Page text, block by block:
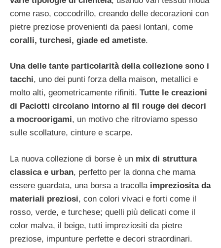
come raso, coccodrillo, creando delle decorazioni con
pietre preziose provenienti da paesi lontani, come
coralli, turchesi, giade ed ametiste.
Una delle tante particolarità della collezione sono i
tacchi, uno dei punti forza della maison, metallici e
molto alti, geometricamente rifiniti. Tutte le creazioni
di Paciotti circolano intorno al fil rouge dei decori
a mocroorigami, un motivo che ritroviamo spesso
sulle scollature, cinture e scarpe.
La nuova collezione di borse è un mix di struttura
classica e urban, perfetto per la donna che mama
essere guardata, una borsa a tracolla impreziosita da
materiali preziosi, con colori vivaci e forti come il
rosso, verde, e turchese; quelli più delicati come il
color malva, il beige, tutti impreziositi da pietre
preziose, impunture perfette e decori straordinari.